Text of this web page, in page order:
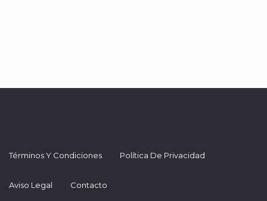
Términos Y Condiciones Política De Privacidad
Aviso Legal Contacto